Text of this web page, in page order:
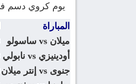
يوم كروي دسم في
المباراة
ميلان vs ساسولو
أودينيزي vs نابولي
جنوى vs إنتر ميلان